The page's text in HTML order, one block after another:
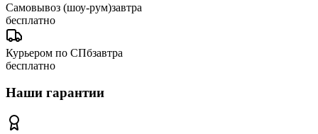
Самовывоз (шоу-рум)завтра
бесплатно
Курьером по СПбзавтра
бесплатно
Наши гарантии